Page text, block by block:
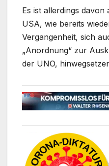
Es ist allerdings davon
USA, wie bereits
Vergangenheit, sich
„Anordnung“ zur
der UNO,